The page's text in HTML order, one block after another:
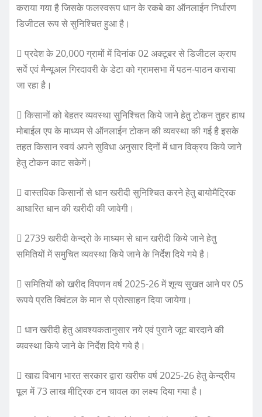
कराया गया है जिसके फलस्वरूप धान के रकबे का ऑनलाईन निर्धारण
डिजीटल रूप से सुनिश्चित हुआ है।
 प्रदेश के 20,000 ग्रामों में दिनांक 02 अक्टूबर से डिजीटल क्राप
सर्वे एवं मैन्यूअल गिरदावरी के डेटा को ग्रामसभा में पठन-पाठन कराया
जा रहा है।
 किसानों को बेहतर व्यवस्था सुनिश्चित किये जाने हेतु टोकन तुहर हाथ
मोबाईल एप के माध्यम से ऑनलाईन टोकन की व्यवस्था की गई है इसके
तहत किसान स्वयं अपने सुविधा अनुसार दिनों में धान विक्रय किये जाने
हेतु टोकन काट सकेगें।
 वास्तविक किसानों से धान खरीदी सुनिश्चित करने हेतु बायोमैट्रिक
आधारित धान की खरीदी की जावेगी।
 2739 खरीदी केन्द्रो के माध्यम से धान खरीदी किये जाने हेतु
समितियों में समुचित व्यवस्था किये जाने के निर्देश दिये गये है।
 समितियों को खरीद विपणन वर्ष 2025-26 में शून्य सुखत आने पर 05
रूपये प्रति क्विंटल के मान से प्रोत्साहन दिया जायेगा।
 धान खरीदी हेतु आवश्यकतानुसार नये एवं पुराने जूट बारदाने की
व्यवस्था किये जाने के निर्देश दिये गये है।
 खाद्य विभाग भारत सरकार द्वारा खरीफ वर्ष 2025-26 हेतु केन्द्रीय
पूल में 73 लाख मीट्रिक टन चावल का लक्ष्य दिया गया है।